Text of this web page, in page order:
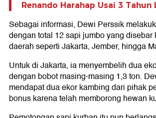
Renando Harahap Usai 3 Tahun
Sebagai informasi, Dewi Perssik
dengan total 12 sapi jumbo yang disebar
daerah seperti Jakarta, Jember, hingga
Untuk di Jakarta, ia menyembelih dua
dengan bobot masing-masing 1,3 ton.
mendapat dua ekor kambing dari pihak
bonus karena telah memborong hewan